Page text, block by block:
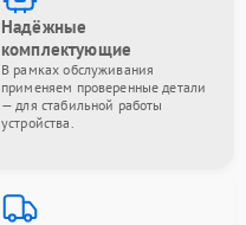
Надёжные
комплектующие
В рамках обслуживания
применяем проверенные детали
— для стабильной работы
устройства.